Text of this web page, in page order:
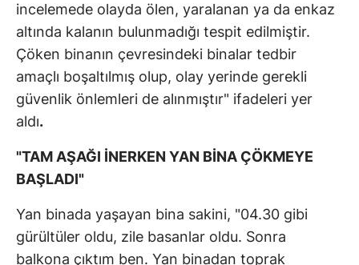
incelemede olayda ölen, yaralanan ya da enkaz
altında kalanın bulunmadığı tespit edilmiştir.
Çöken binanın çevresindeki binalar tedbir
amaçlı boşaltılmış olup, olay yerinde gerekli
güvenlik önlemleri de alınmıştır" ifadeleri yer
aldı.
"TAM AŞAĞI İNERKEN YAN BİNA ÇÖKMEYE
BAŞLADI"
Yan binada yaşayan bina sakini, "04.30 gibi
gürültüler oldu, zile basanlar oldu. Sonra
balkona çıktım ben. Yan binadan toprak